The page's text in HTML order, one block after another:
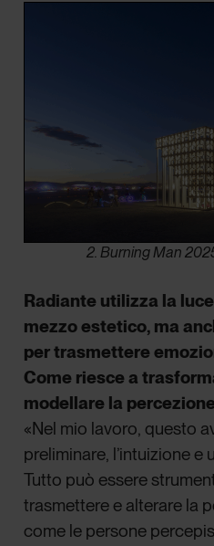
2. Burning Man
Radiante utilizza la
mezzo estetico, ma
per trasmettere
Come riesce a
modellare la
«Nel mio lavoro, questo
preliminare, l’intuizione e
Tutto può essere
trasmettere e alterare la
come le persone